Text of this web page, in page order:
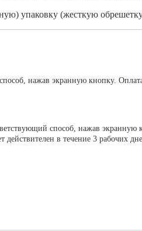
упаковку (жесткую
нажав экранную кнопку.
способ, нажав экранную
в течение 3 рабочих